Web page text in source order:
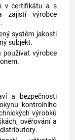
vcertifikátu a s
zajistí výrobce
systém jakosti
subjekt.
používat výrobce
a bezpečnosti
kontrolního
výrobků
ověřování a
distributory.